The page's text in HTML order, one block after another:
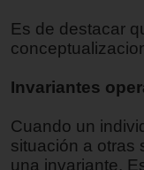
Es de destacar
Invariantes
Cuando un
situación a otras
una invariante.